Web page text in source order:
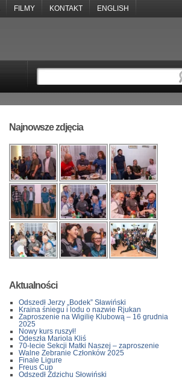
FILMY KONTAKT
ENGLISH
Najnowsze zdjęcia
Aktualności
Odszedł Jerzy „Bodek” Sławiński
Kraina śniegu i lodu o nazwie Rjukan
Zaproszenie na Wigilię Klubową – 16 grudnia
2025
Nowy kurs ruszył!
Odeszła Mariola Kliś
70-lecie Sekcji Matki Naszej – zaproszenie
Walne Zebranie Członków 2025
Finale Ligure
Freus Cup
Odszedł Zdzichu Słowiński